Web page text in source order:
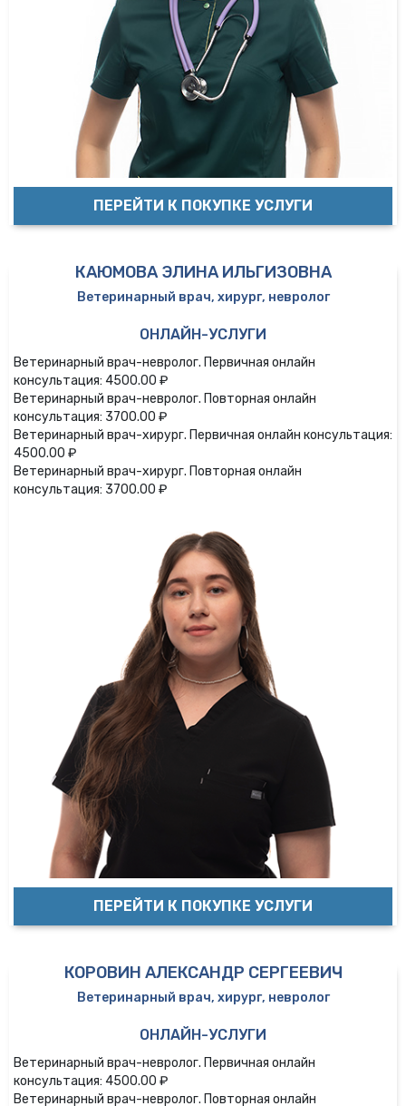
ПЕРЕЙТИ К ПОКУПКЕ УСЛУГИ
КАЮМОВА ЭЛИНА ИЛЬГИЗОВНА
Ветеринарный врач, хирург, невролог
ОНЛАЙН-УСЛУГИ
Ветеринарный врач-невролог. Первичная онлайн
консультация: 4500.00 ₽
Ветеринарный врач-невролог. Повторная онлайн
консультация: 3700.00 ₽
Ветеринарный врач-хирург. Первичная онлайн консультация:
4500.00 ₽
Ветеринарный врач-хирург. Повторная онлайн
консультация: 3700.00 ₽
ПЕРЕЙТИ К ПОКУПКЕ УСЛУГИ
КОРОВИН АЛЕКСАНДР СЕРГЕЕВИЧ
Ветеринарный врач, хирург, невролог
ОНЛАЙН-УСЛУГИ
Ветеринарный врач-невролог. Первичная онлайн
консультация: 4500.00 ₽
Ветеринарный врач-невролог. Повторная онлайн